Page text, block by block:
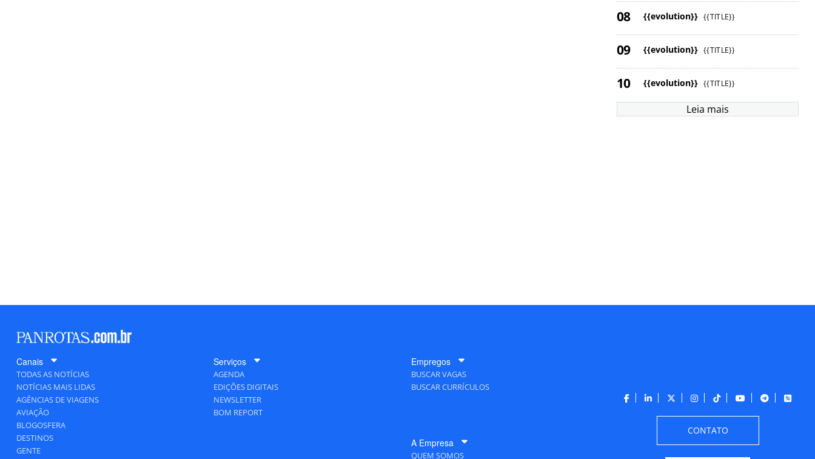
{{evolution}} {{TITLE}}
{{evolution}} {{TITLE}}
{{evolution}} {{TITLE}}
Leia mais
Canais
TODAS AS NOTÍCIAS
NOTÍCIAS MAIS LIDAS
AGÊNCIAS DE VIAGENS
AVIAÇÃO
BLOGOSFERA
DESTINOS
GENTE
Serviços
AGENDA
EDIÇÕES DIGITAIS
NEWSLETTER
BOM REPORT
Empregos
BUSCAR VAGAS
BUSCAR CURRÍCULOS
A Empresa
QUEM SOMOS
CONTATO